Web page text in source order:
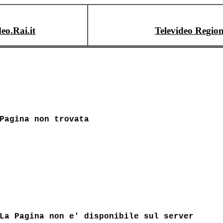
Televideo
Pagina non trovata
La Pagina non e' disponibile sul server